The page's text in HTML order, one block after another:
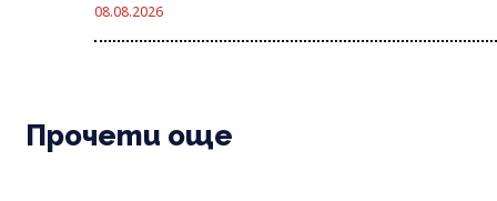
08.08.2026
Прочети още